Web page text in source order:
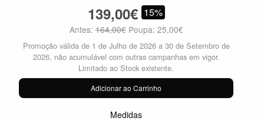
139,00€ 15%
Antes:164,00€ Poupa: 25,00€
Promoção válida de 1 de Julho de 2026 a 30 de Setembro de
2026, não acumulável com outras campanhas em vigor.
Limitado ao Stock existente.
Adicionar ao Carrinho
Medidas